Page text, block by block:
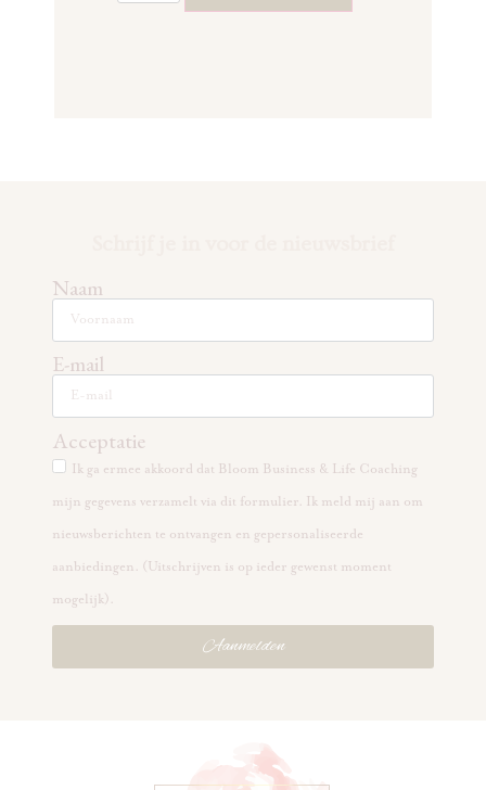
Naam
E-mail
Acceptatie
Ik ga ermee akkoord dat Bloom Business & Life Coaching
mijn gegevens verzamelt via dit formulier. Ik meld mij aan om
nieuwsberichten te ontvangen en gepersonaliseerde
aanbiedingen. (Uitschrijven is op ieder gewenst moment
mogelijk).
Aanmelden